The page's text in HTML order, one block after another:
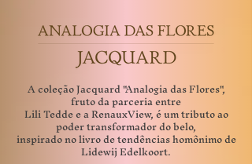
A coleção Jacquard "Analogia das Flores",
fruto da parceria entre
Lili Tedde e a RenauxView, é um tributo ao
poder transformador do belo,
inspirado no livro de tendências homônimo de
Lidewij Edelkoort.